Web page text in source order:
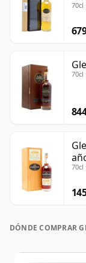
70cl
70cl
70cl
DÓNDE COMPRAR